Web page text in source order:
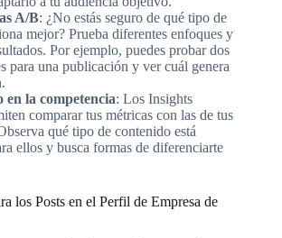
A/B: ¿No estás seguro de qué tipo de
mejor? Prueba diferentes enfoques y
Por ejemplo, puedes probar dos
para una publicación y ver cuál genera
la competencia: Los Insights
comparar tus métricas con las de tus
qué tipo de contenido está
ellos y busca formas de diferenciarte
los Posts en el Perfil de Empresa de